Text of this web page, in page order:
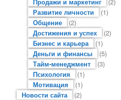
Развитие личности
(1)
Общение
(2)
Достижения и успех
(2)
Бизнес и карьера
(1)
Деньги и финансы
(5)
Тайм-менеджмент
(3)
Психология
(1)
Мотивация
(1)
Новости сайта
(2)